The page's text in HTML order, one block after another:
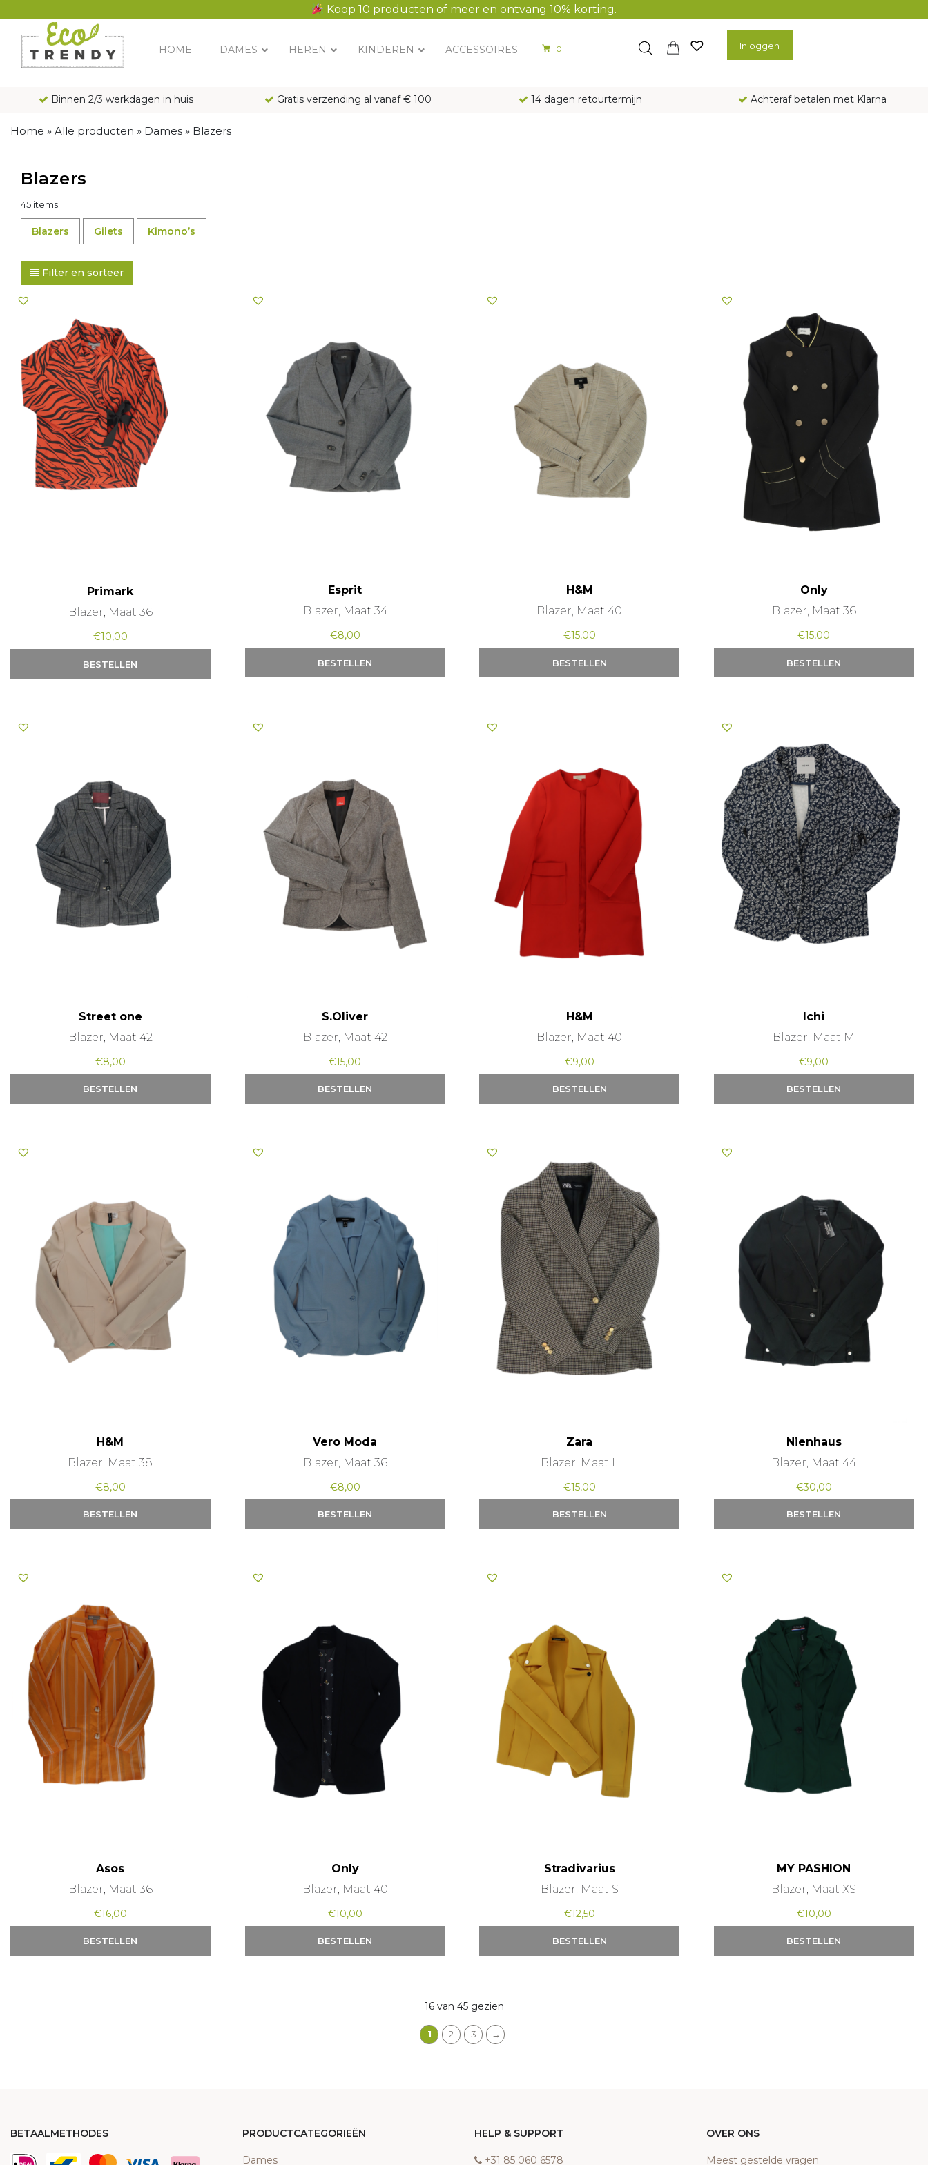
Koop 10 producten of meer en ontvang 10% korting.
Main Navigation
HOME DAMES HEREN KINDEREN ACCESSOIRES 0 Inloggen
Binnen 2/3 werkdagen in huis Gratis verzending al vanaf € 100 14 dagen retourtermijn Achteraf betalen met Klarna
Home » Alle producten » Dames » Blazers
Blazers
45 items
Blazers Gilets Kimono’s
Filter en sorteer
Primark
Blazer, Maat 36
€10,00
BESTELLEN
Esprit
Blazer, Maat 34
€8,00
BESTELLEN
H&M
Blazer, Maat 40
€15,00
BESTELLEN
Only
Blazer, Maat 36
€15,00
BESTELLEN
Street one
Blazer, Maat 42
€8,00
BESTELLEN
S.Oliver
Blazer, Maat 42
€15,00
BESTELLEN
H&M
Blazer, Maat 40
€9,00
BESTELLEN
Ichi
Blazer, Maat M
€9,00
BESTELLEN
H&M
Blazer, Maat 38
€8,00
BESTELLEN
Vero Moda
Blazer, Maat 36
€8,00
BESTELLEN
Zara
Blazer, Maat L
€15,00
BESTELLEN
Nienhaus
Blazer, Maat 44
€30,00
BESTELLEN
Asos
Blazer, Maat 36
€16,00
BESTELLEN
Only
Blazer, Maat 40
€10,00
BESTELLEN
Stradivarius
Blazer, Maat S
€12,50
BESTELLEN
MY PASHION
Blazer, Maat XS
€10,00
BESTELLEN
16 van 45 gezien
1 2 3 →
BETAALMETHODES PRODUCTCATEGORIEËN
Dames
HELP & SUPPORT
‎+31 85 060 6578
OVER ONS
Meest gestelde vragen